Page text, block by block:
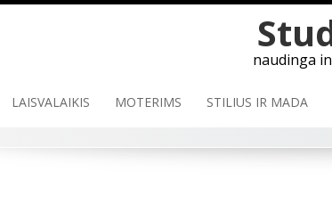
naudinga
LAISVALAIKIS MOTERIMS STILIUS IR MADA